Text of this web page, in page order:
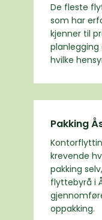
De fleste
som har
kjenner til
hvilke
Pakking
krevende
pakking
flyttebyrå i
oppakking.